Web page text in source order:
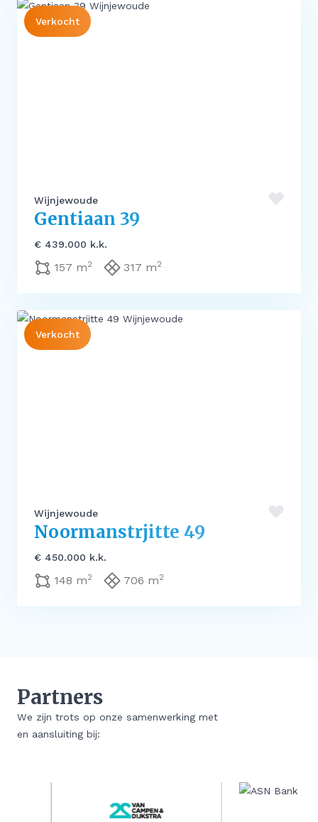
Verkocht
Wijnjewoude
Gentiaan 39
€ 439.000 k.k.
157 m2 317 m2
Verkocht
Wijnjewoude
Noormanstrjitte 49
€ 450.000 k.k.
148 m2 706 m2
Partners
We zijn trots op onze samenwerking met
en aansluiting bij: